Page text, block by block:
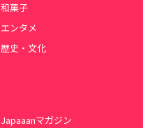
和菓子
エンタメ
歴史・文化
Japaaanマガジン